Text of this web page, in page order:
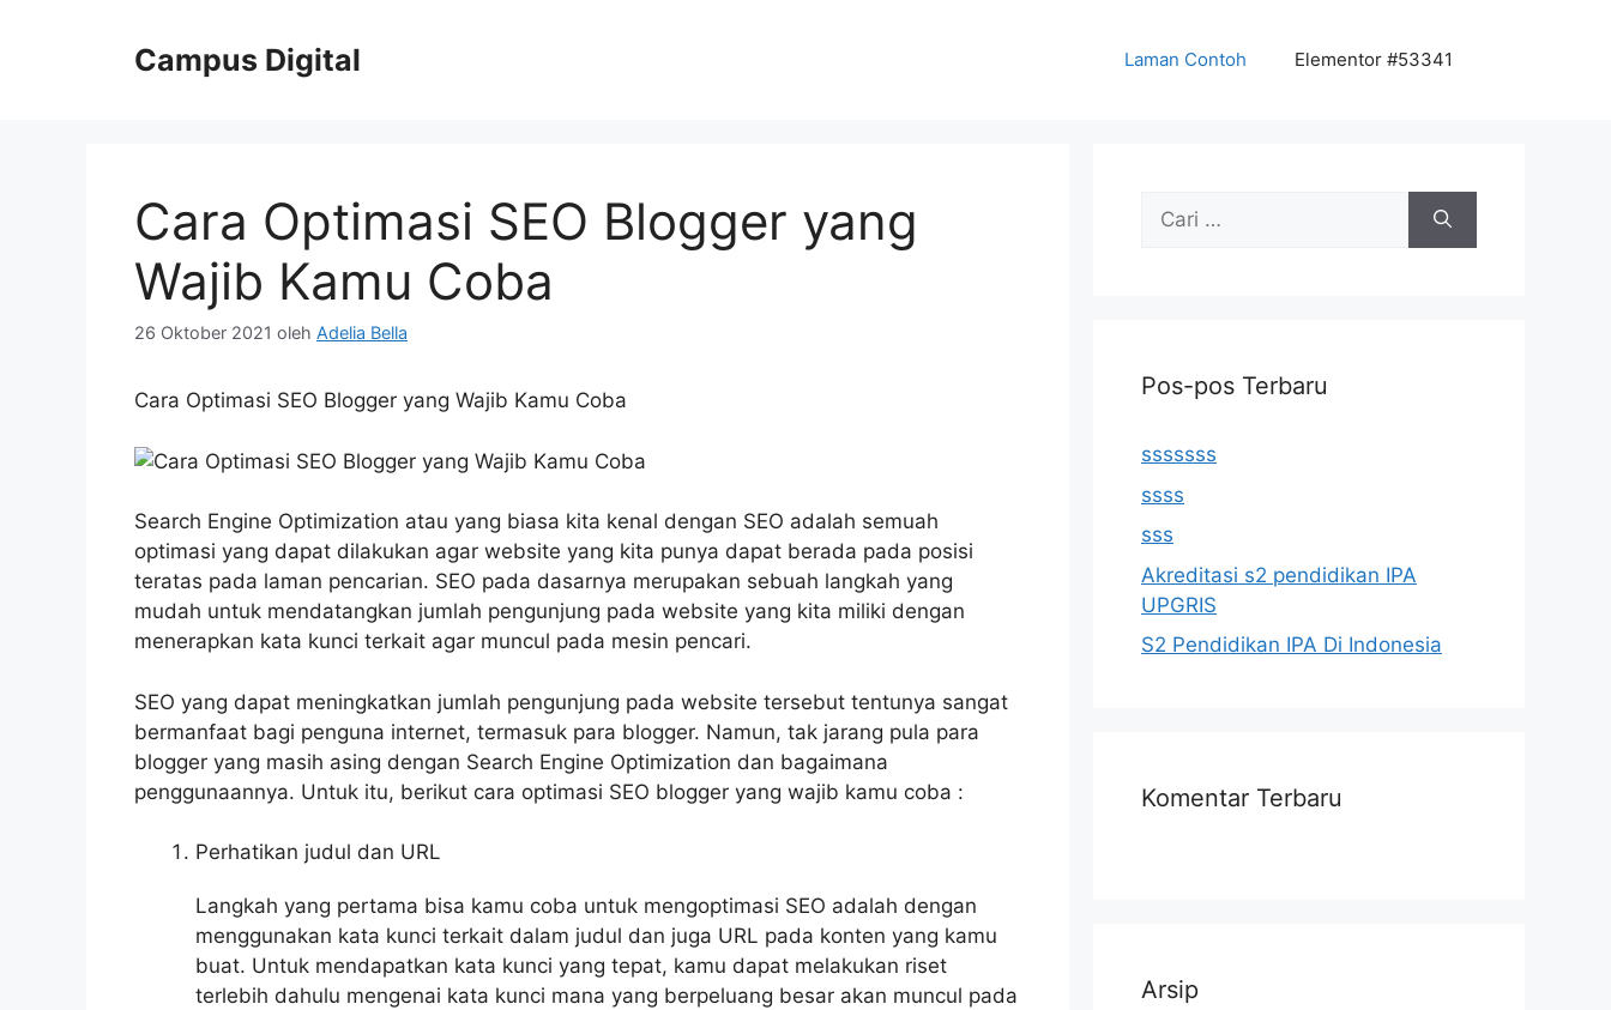
Campus Digital Laman Contoh Elementor #53341
Cara Optimasi SEO Blogger yang
Wajib Kamu Coba
26 Oktober 2021 oleh Adelia Bella
Cara Optimasi SEO Blogger yang Wajib Kamu Coba
Search Engine Optimization atau yang biasa kita kenal dengan SEO adalah semuah
optimasi yang dapat dilakukan agar website yang kita punya dapat berada pada posisi
teratas pada laman pencarian. SEO pada dasarnya merupakan sebuah langkah yang
mudah untuk mendatangkan jumlah pengunjung pada website yang kita miliki dengan
menerapkan kata kunci terkait agar muncul pada mesin pencari.
SEO yang dapat meningkatkan jumlah pengunjung pada website tersebut tentunya sangat
bermanfaat bagi penguna internet, termasuk para blogger. Namun, tak jarang pula para
blogger yang masih asing dengan Search Engine Optimization dan bagaimana
penggunaannya. Untuk itu, berikut cara optimasi SEO blogger yang wajib kamu coba :
Perhatikan judul dan URL
Langkah yang pertama bisa kamu coba untuk mengoptimasi SEO adalah dengan
menggunakan kata kunci terkait dalam judul dan juga URL pada konten yang kamu
buat. Untuk mendapatkan kata kunci yang tepat, kamu dapat melakukan riset
terlebih dahulu mengenai kata kunci mana yang berpeluang besar akan muncul pada
Cari
Pos-pos Terbaru
sssssss
ssss
sss
Akreditasi s2 pendidikan IPA
UPGRIS
S2 Pendidikan IPA Di Indonesia
Komentar Terbaru
Arsip